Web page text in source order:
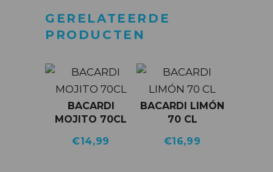
GERELATEERDE
PRODUCTEN
BACARDI
MOJITO 70CL
€14,99
BACARDI LIMÓN
70 CL
€16,99